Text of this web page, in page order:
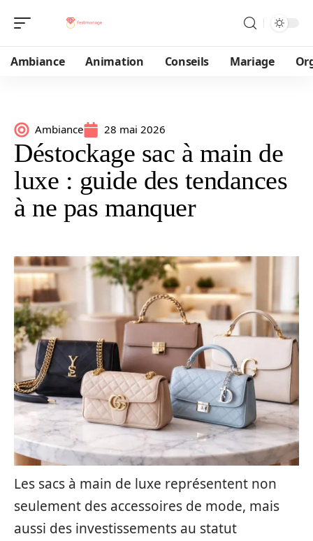
Ambiance Animation Conseils Mariage
Ambiance 28 mai 2026
Déstockage sac à main de
luxe : guide des tendances
à ne pas manquer
Les sacs à main de luxe représentent non
seulement des accessoires de mode, mais
aussi des investissements au statut